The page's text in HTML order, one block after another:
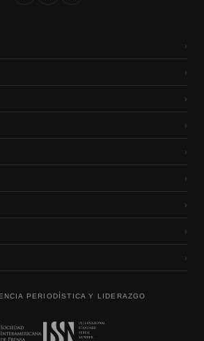
›
›
›
›
›
›
›
›
›
PERIODÍSTICA Y LIDERAZGO